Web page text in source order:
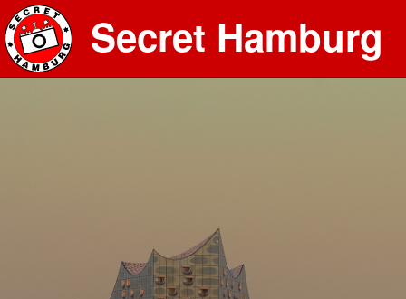
Secret Hamburg